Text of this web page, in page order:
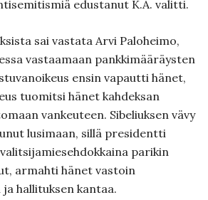
edustanut K.A. valitti.
sai vastata Arvi Paloheimo,
vastaamaan pankkimääräysten
ensin vapautti hänet,
tuomitsi hänet kahdeksan
vankeuteen. Sibeliuksen vävy
lusimaan, sillä presidentti
parikin
armahti hänet vastoin
hallituksen kantaa.